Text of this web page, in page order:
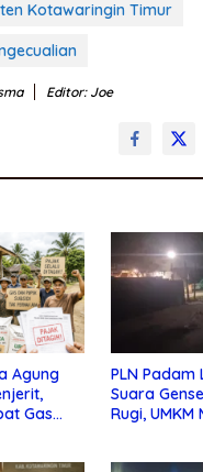
Kotawaringin Timur
Editor: Joe
Agung
Gas
PLN Padam
Suara
Rugi, UMKM